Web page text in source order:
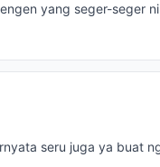
yang seger-seger
seru juga ya buat